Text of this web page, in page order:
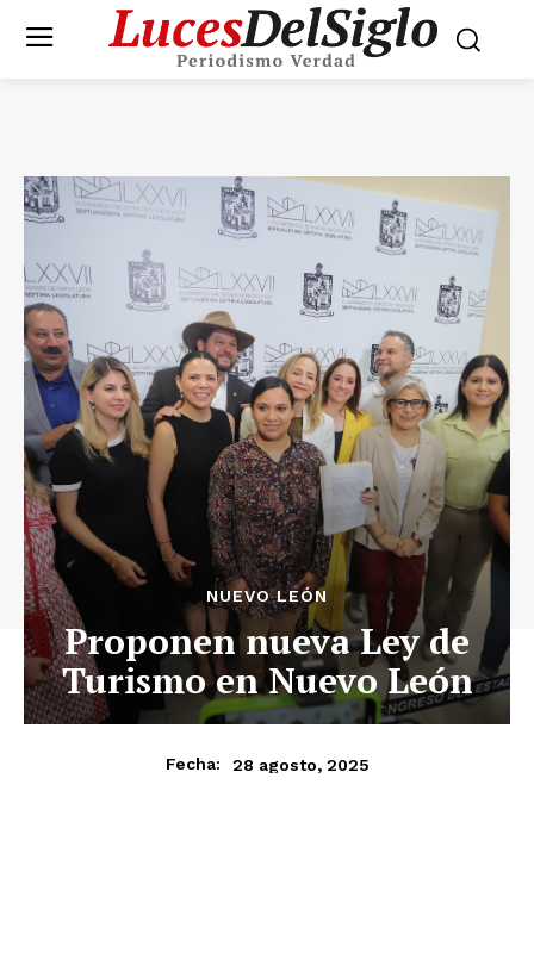
NUEVO LEÓN
Proponen nueva Ley de
Turismo en Nuevo León
Fecha: 28 agosto, 2025